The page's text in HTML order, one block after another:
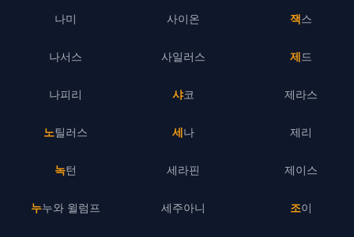
나미
나서스
나피리
노틸러스
녹턴
누누와 윌럼프
사이온
사일러스
샤코
세나
세라핀
세주아니
잭스
제드
제라스
제리
제이스
조이